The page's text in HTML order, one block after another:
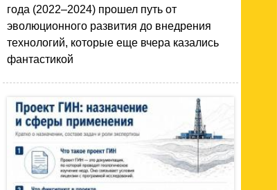
года (2022–2024) прошел путь от
эволюционного развития до внедрения
технологий, которые еще вчера казались
фантастикой